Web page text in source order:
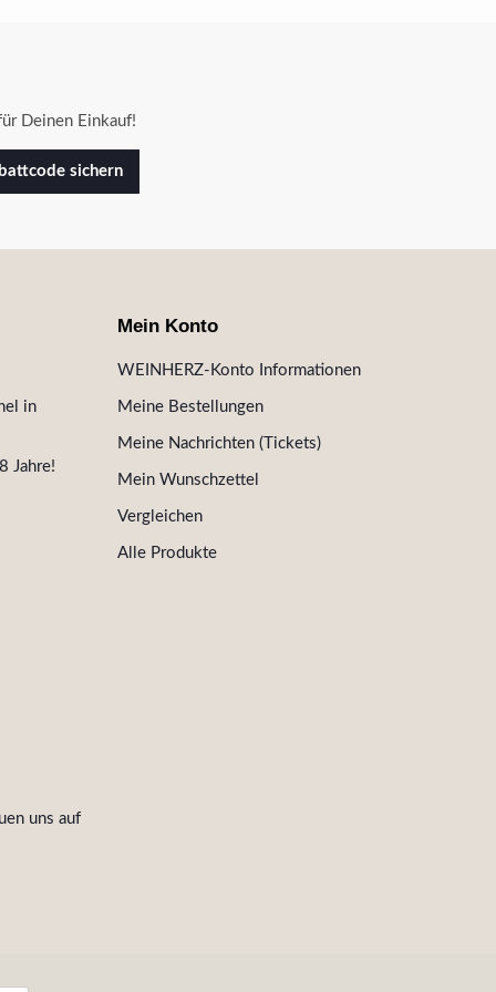
Deinen Einkauf!
sichern
in
Jahre!
uns auf
Mein Konto
WEINHERZ-Konto Informationen
Meine Bestellungen
Meine Nachrichten (Tickets)
Mein Wunschzettel
Vergleichen
Alle Produkte